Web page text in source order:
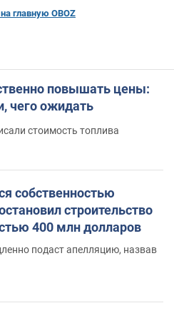
главную OBOZ
повышать цены:
чего ожидать
стоимость топлива
собственностью
строительство
400 млн долларов
подаст апелляцию, назвав